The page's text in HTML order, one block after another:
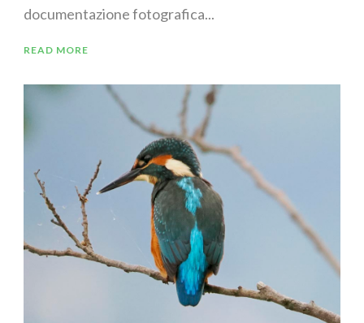
documentazione fotografica...
READ MORE